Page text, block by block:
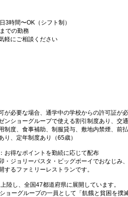
3時間〜OK（シフト制）
での勤務
軽にご相談ください
必要な場合、通学中の学校からの許可証が必
ンショーグループで使える割引制度あり、交
制度、食事補助、制服貸与、敷地内禁煙、
り、定年制度あり（65歳）
お得なポイントを勤続に応じて配布
・ジョリーパスタ・ビッグボーイでおなじみ、
するファミリーレストランです。
陸し、全国47都道府県に展開しています。
ョーグループの一員として「飢餓と貧困を撲滅